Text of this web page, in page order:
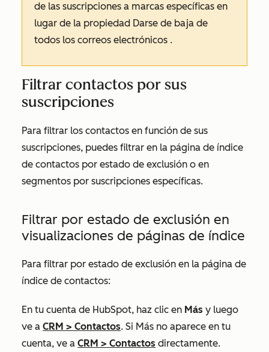
de las suscripciones a marcas específicas en
lugar de la propiedad Darse de baja de
todos los correos electrónicos .
Filtrar contactos por sus
suscripciones
Para filtrar los contactos en función de sus
suscripciones, puedes filtrar en la página de índice
de contactos por estado de exclusión o en
segmentos por suscripciones específicas.
Filtrar por estado de exclusión en
visualizaciones de páginas de índice
Para filtrar por estado de exclusión en la página de
índice de contactos:
En tu cuenta de HubSpot, haz clic en Más y luego
ve a CRM > Contactos. Si Más no aparece en tu
cuenta, ve a CRM > Contactos directamente.